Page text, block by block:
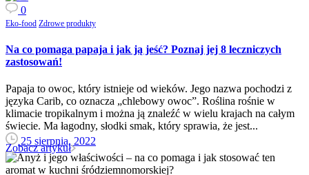
0
Eko-food Zdrowe produkty
Na co pomaga papaja i jak ją jeść? Poznaj jej 8 leczniczych
zastosowań!
Papaja to owoc, który istnieje od wieków. Jego nazwa pochodzi z
języka Carib, co oznacza „chlebowy owoc”. Roślina rośnie w
klimacie tropikalnym i można ją znaleźć w wielu krajach na całym
świecie. Ma łagodny, słodki smak, który sprawia, że jest...
25 sierpnia, 2022
Zobacz artykuł